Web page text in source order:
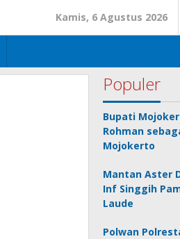
Kamis, 6 Agustus 2026
Populer
Bupati
Rohman
Mojokerto
Mantan Aster
Inf Singgih
Laude
Polwan